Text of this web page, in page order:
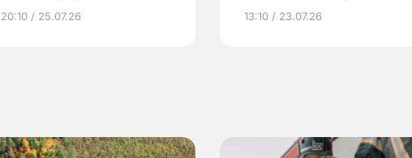
20:10 / 25.07.26
по ОМС!
13:10 / 23.07.26